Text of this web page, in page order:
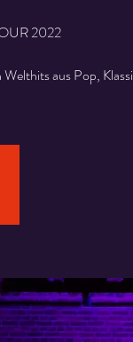
2022
aus Pop,